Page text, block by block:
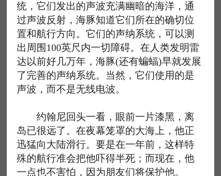
统，它们发出的声波充满幽暗的海洋，通
过声波反射，海豚知道它们所在的确切位
置和航行方向。它们的声纳系统，可以测
出周围100英尺内一切障碍。在人类发明雷
达以前好几万年，海豚(还有蝙蝠)早就发展
了完善的声纳系统。当然，它们使用的是
声波，而不是无线电波。
约翰尼回头一看，眼前一片漆黑，离
岛已很远了。在夜幕笼罩的大海上，他正
迅猛向大陆滑行。要是在一年前，这样特
殊的航行准会把他吓得半死；而现在，他
一点也不害怕，因为朋友们将保护他。